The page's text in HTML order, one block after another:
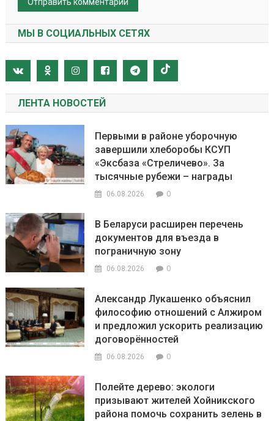
МЫ В СОЦИАЛЬНЫХ СЕТЯХ
ЛЕНТА НОВОСТЕЙ
Первыми в районе уборочную
завершили хлеборобы КСУП
«Эксбаза «Стреличево». За
тысячные рубежи – награды
06.08.2026 0
В Беларуси расширен перечень
документов для въезда в
пограничную зону
06.08.2026 0
Александр Лукашенко объяснил
философию отношений с Алжиром
и предложил ускорить реализацию
договорённостей
06.08.2026 0
Полейте дерево: экологи
призывают жителей Хойникского
района помочь сохранить зелень в